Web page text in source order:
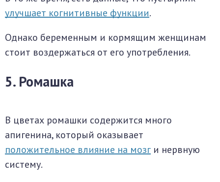
улучшает когнитивные функции.
Однако беременным и кормящим женщинам
стоит воздержаться от его употребления.
5. Ромашка
В цветах ромашки содержится много
апигенина, который оказывает
положительное влияние на мозг и нервную
систему.